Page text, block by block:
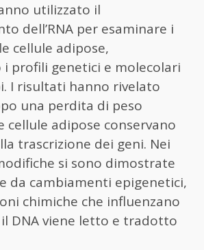
utilizzato il
dell’RNA per esaminare i
cellule adipose,
profili genetici e molecolari
I risultati hanno rivelato
una perdita di peso
cellule adipose conservano
trascrizione dei geni. Nei
si sono dimostrate
da cambiamenti epigenetici,
chimiche che influenzano
DNA viene letto e tradotto